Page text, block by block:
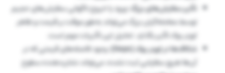
تأثیر سفارش‌های بزرگ:ورود یا خروج ناگهانی سفارش‌های حجیم
توسط معامله‌گران بزرگ می‌تواند به‌طور موقت بر قیمت و ظاهر
اوردر بوک تأثیر بگذارد. تحلیل این تأثیرات مهم است.
شکاف‌ها در اوردر بوک (Gaps):
وجود فاصله‌های قیمتی که در
آن‌ها هیچ سفارشی ثبت نشده، می‌تواند نشان‌دهنده سطوح